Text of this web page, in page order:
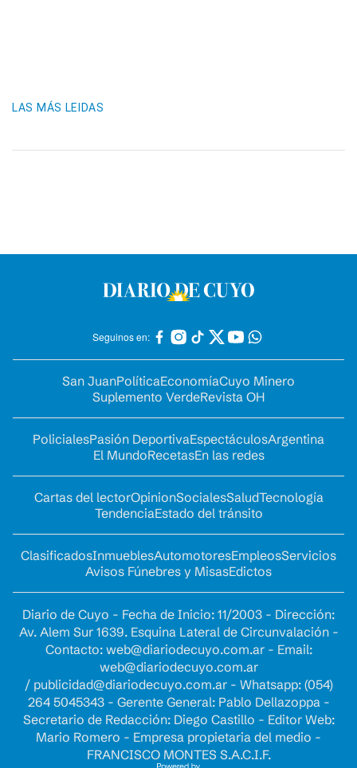
LAS MÁS LEIDAS
Seguinos en:
San JuanPolíticaEconomíaCuyo Minero
Suplemento VerdeRevista OH
PolicialesPasión DeportivaEspectáculosArgentina
El MundoRecetasEn las redes
Cartas del lectorOpinionSocialesSaludTecnología
TendenciaEstado del tránsito
ClasificadosInmueblesAutomotoresEmpleosServicios
Avisos Fúnebres y MisasEdictos
Diario de Cuyo - Fecha de Inicio: 11/2003 - Dirección:
Av. Alem Sur 1639. Esquina Lateral de Circunvalación -
Contacto: web@diariodecuyo.com.ar- Email:
web@diariodecuyo.com.ar
/ publicidad@diariodecuyo.com.ar- Whatsapp: (054)
264 5045343 - Gerente General: Pablo Dellazoppa -
Secretario de Redacción: Diego Castillo - Editor Web:
Mario Romero - Empresa propietaria del medio -
FRANCISCO MONTES S.A.C.I.F.